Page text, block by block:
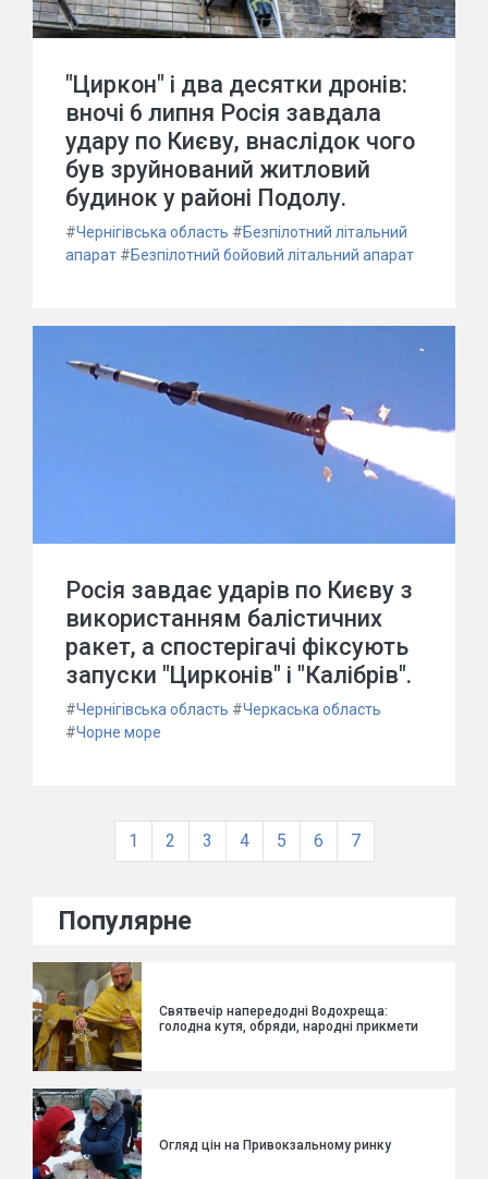
"Циркон" і два десятки дронів:
вночі 6 липня Росія завдала
удару по Києву, внаслідок чого
був зруйнований житловий
будинок у районі Подолу.
#Чернігівська область #Безпілотний літальний
апарат #Безпілотний бойовий літальний апарат
Росія завдає ударів по Києву з
використанням балістичних
ракет, а спостерігачі фіксують
запуски "Цирконів" і "Калібрів".
#Чернігівська область #Черкаська область
#Чорне море
1 2 3 4 5 6 7
Популярне
Святвечір напередодні Водохреща:
голодна кутя, обряди, народні прикмети
Огляд цін на Привокзальному ринку